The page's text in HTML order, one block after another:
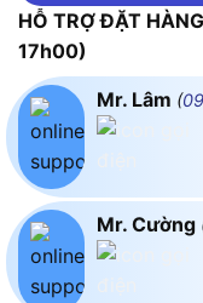
HỖ TRỢ ĐẶT
17h00)
Mr. Lâm (
Mr. Cường